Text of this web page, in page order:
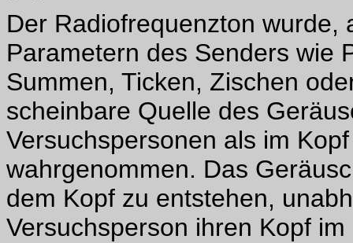
Der Radiofrequenzton wurde,
Parametern des Senders wie
Summen, Ticken, Zischen
scheinbare Quelle des
Versuchspersonen als im
wahrgenommen. Das
dem Kopf zu entstehen,
Versuchsperson ihren Kopf